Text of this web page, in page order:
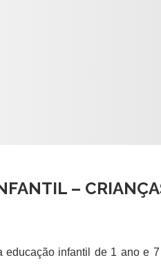
–
educação infantil de 1 ano e